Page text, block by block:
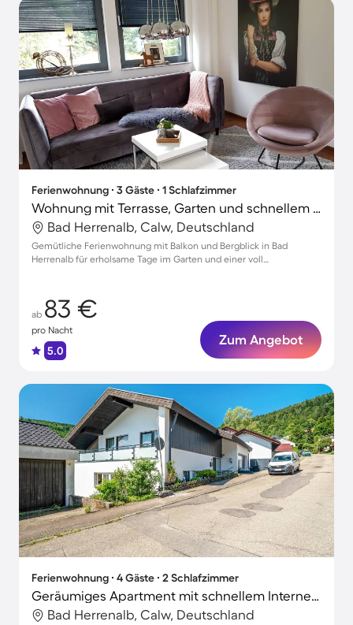
Ferienwohnung ∙ 3 Gäste ∙ 1 Schlafzimmer
Wohnung mit Terrasse, Garten und schnellem Internet | Gartenblick | Ideal für Homeoffice
Bad Herrenalb, Calw, Deutschland
Gemütliche Ferienwohnung mit Balkon und Bergblick in Bad
Herrenalb für erholsame Tage im Garten und einer voll
ab 83 €
pro Nacht
5.0
Zum Angebot
Ferienwohnung ∙ 4 Gäste ∙ 2 Schlafzimmer
Geräumiges Apartment mit schnellem Internet, Terrasse und Garten | Bergblick
Bad Herrenalb, Calw, Deutschland